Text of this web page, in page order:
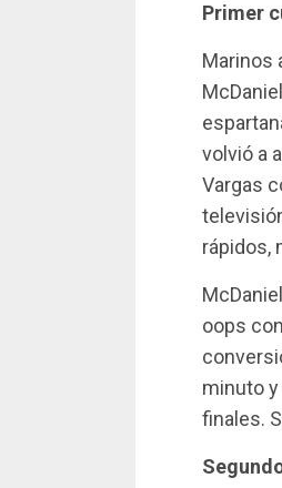
Primer
Marinos
volvió a
Vargas
rápidos,
oops
minuto
finales.